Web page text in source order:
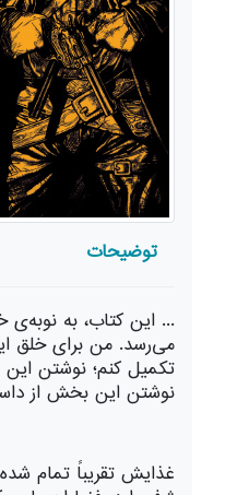
توضیحات
تکمیل کنم؛ نوشتن
نوشتن این بخش از
غذایش تقریباً تمام